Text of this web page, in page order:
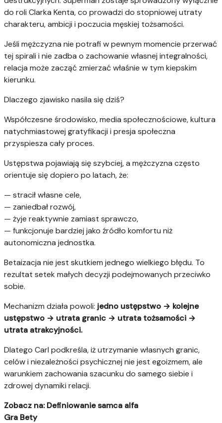
do roli Clarka Kenta, co prowadzi do stopniowej utraty
charakteru, ambicji i poczucia męskiej tożsamości.
Jeśli mężczyzna nie potrafi w pewnym momencie przerwać
tej spirali i nie zadba o zachowanie własnej integralności,
relacja może zacząć zmierzać właśnie w tym kiepskim
kierunku.
Dlaczego zjawisko nasila się dziś?
Współczesne środowisko, media społecznościowe, kultura
natychmiastowej gratyfikacji i presja społeczna
przyspiesza cały proces.
Ustępstwa pojawiają się szybciej, a mężczyzna często
orientuje się dopiero po latach, że:
— stracił własne cele,
— zaniedbał rozwój,
— żyje reaktywnie zamiast sprawczo,
— funkcjonuje bardziej jako źródło komfortu niż
autonomiczna jednostka.
Betaizacja nie jest skutkiem jednego wielkiego błędu. To
rezultat setek małych decyzji podejmowanych przeciwko
sobie.
Mechanizm działa powoli: jedno ustępstwo → kolejne
ustępstwo → utrata granic → utrata tożsamości →
utrata atrakcyjności.
Dlatego Carl podkreśla, iż utrzymanie własnych granic,
celów i niezależności psychicznej nie jest egoizmem, ale
warunkiem zachowania szacunku do samego siebie i
zdrowej dynamiki relacji.
Zobacz na: Definiowanie samca alfa
Gra Bety